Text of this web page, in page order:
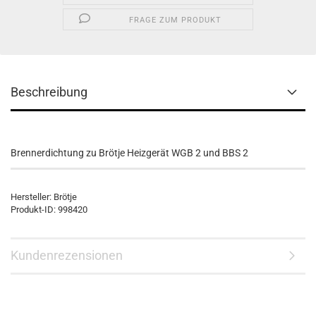
FRAGE ZUM PRODUKT
Beschreibung
Brennerdichtung zu Brötje Heizgerät WGB 2 und BBS 2
Hersteller: Brötje
Produkt-ID: 998420
Kundenrezensionen